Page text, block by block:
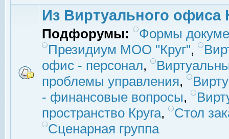
Из Виртуального офиса
Подфорумы:
Формы
Президиум МОО "Круг",
офис - персонал,
проблемы управления,
- финансовые вопросы,
пространство Круга,
Стол
Сценарная группа